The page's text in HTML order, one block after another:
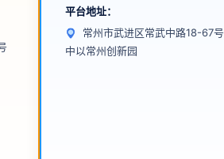
平台地址：
常州市武进区常武中路18-67号
中以常州创新园